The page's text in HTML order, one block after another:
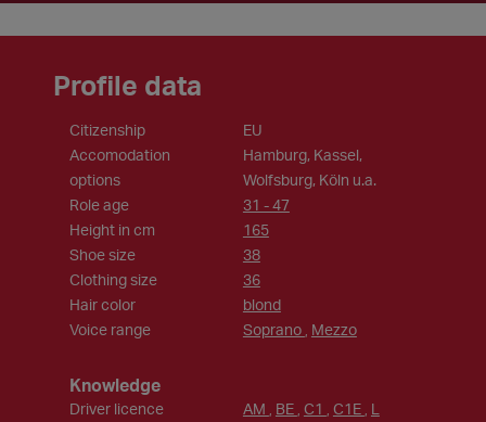
Profile data
Citizenship
EU
Accomodation
options
Hamburg, Kassel,
Wolfsburg, Köln u.a.
Role age
31 - 47
Height in cm
165
Shoe size
38
Clothing size
36
Hair color
blond
Voice range
Soprano , Mezzo
Knowledge
Driver licence AM , BE , C1 , C1E , L